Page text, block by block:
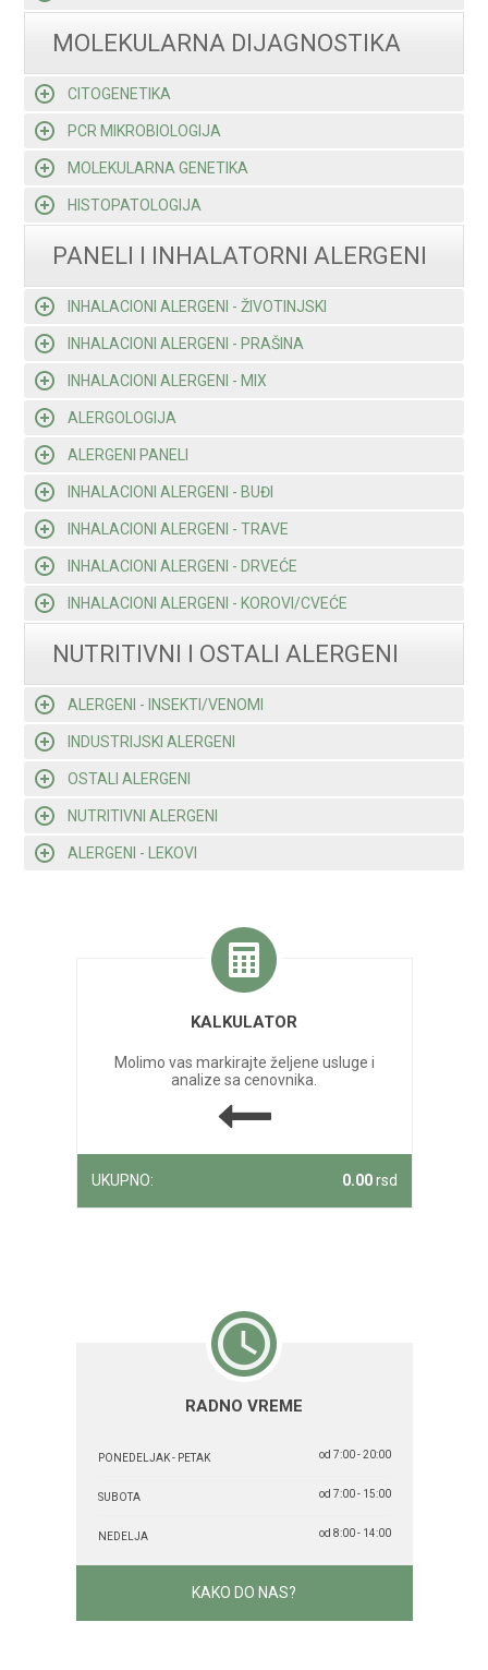
MOLEKULARNA DIJAGNOSTIKA
CITOGENETIKA
PCR MIKROBIOLOGIJA
MOLEKULARNA GENETIKA
HISTOPATOLOGIJA
PANELI I INHALATORNI ALERGENI
INHALACIONI ALERGENI - ŽIVOTINJSKI
INHALACIONI ALERGENI - PRAŠINA
INHALACIONI ALERGENI - MIX
ALERGOLOGIJA
ALERGENI PANELI
INHALACIONI ALERGENI - BUĐI
INHALACIONI ALERGENI - TRAVE
INHALACIONI ALERGENI - DRVEĆE
INHALACIONI ALERGENI - KOROVI/CVEĆE
NUTRITIVNI I OSTALI ALERGENI
ALERGENI - INSEKTI/VENOMI
INDUSTRIJSKI ALERGENI
OSTALI ALERGENI
NUTRITIVNI ALERGENI
ALERGENI - LEKOVI
KALKULATOR
Molimo vas markirajte željene usluge i
analize sa cenovnika.
UKUPNO: 0.00rsd
RADNO VREME
PONEDELJAK - PETAK od 7:00 - 20:00
SUBOTA od 7:00 - 15:00
NEDELJA od 8:00 - 14:00
KAKO DO NAS?